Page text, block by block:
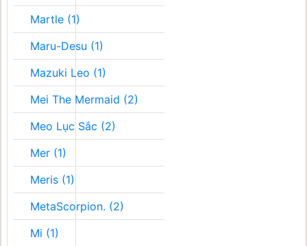
Martle (1)
Maru-Desu (1)
Mazuki Leo (1)
Mei The Mermaid (2)
Meo Lục Sắc (2)
Mer (1)
Meris (1)
MetaScorpion. (2)
Mi (1)